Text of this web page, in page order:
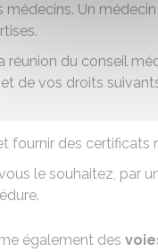
Un
du conseil
de vos droits
fournir des certificats
le souhaitez, par
également des